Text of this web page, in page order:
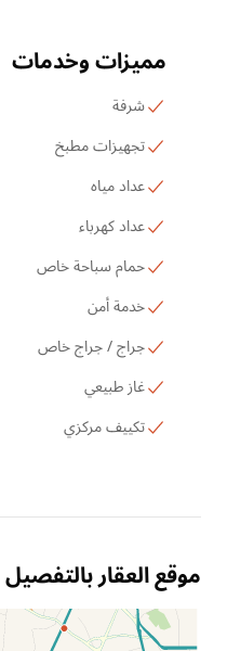
مميزات وخدمات
شرفة
تجهيزات مطبخ
عداد مياه
عداد كهرباء
حمام سباحة خاص
خدمة أمن
جراج / جراج خاص
غاز طبيعي
تكييف مركزي
موقع العقار بالتفصيل